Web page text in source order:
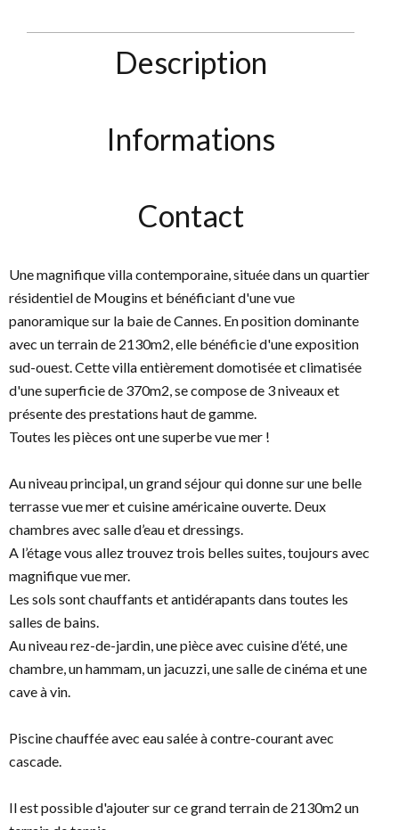
Description
Informations
Contact
Une magnifique villa contemporaine, située dans un quartier
résidentiel de Mougins et bénéficiant d'une vue
panoramique sur la baie de Cannes. En position dominante
avec un terrain de 2130m2, elle bénéficie d'une exposition
sud-ouest. Cette villa entièrement domotisée et climatisée
d'une superficie de 370m2, se compose de 3 niveaux et
présente des prestations haut de gamme.
Toutes les pièces ont une superbe vue mer !
Au niveau principal, un grand séjour qui donne sur une belle
terrasse vue mer et cuisine américaine ouverte. Deux
chambres avec salle d’eau et dressings.
A l’étage vous allez trouvez trois belles suites, toujours avec
magnifique vue mer.
Les sols sont chauffants et antidérapants dans toutes les
salles de bains.
Au niveau rez-de-jardin, une pièce avec cuisine d’été, une
chambre, un hammam, un jacuzzi, une salle de cinéma et une
cave à vin.
Piscine chauffée avec eau salée à contre-courant avec
cascade.
Il est possible d'ajouter sur ce grand terrain de 2130m2 un